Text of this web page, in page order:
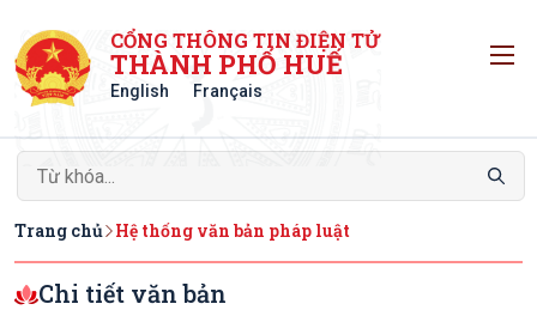
CỔNG THÔNG TIN ĐIỆN TỬ
THÀNH PHỐ HUẾ
English Français
Trang chủ Hệ thống văn bản pháp luật
Chi tiết văn bản